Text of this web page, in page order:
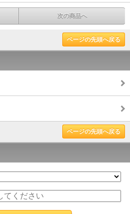
次の商品へ
ページの先頭へ戻る
ページの先頭へ戻る